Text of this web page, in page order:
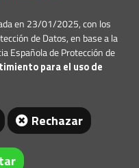
en 23/01/2025, con los
de Datos, en base a la
Española de Protección de
para el uso de
Rechazar